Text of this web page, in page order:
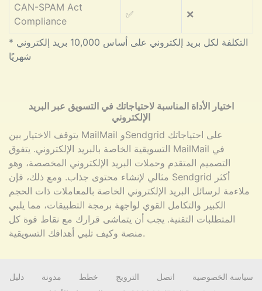
* التكلفة لكل بريد إلكتروني على أساس 10,000 بريد إلكتروني
شهريًا
CAN-SPAM Act
Compliance
✅ ❌
اختيار الأداة المناسبة لاحتياجاتك في التسويق عبر البريد
الإلكتروني
يتوقف الاختيار بين MailMail وSendgrid على احتياجاتك
التسويقية الخاصة بالبريد الإلكتروني. يتفوق MailMail في
التصميم المتقدم وحملات البريد الإلكتروني المخصصة، وهو
مثالي لإنشاء محتوى جذاب. ومع ذلك، فإن Sendgrid أكثر
ملاءمة لرسائل البريد الإلكتروني الخاصة بالمعاملات ذات الحجم
الكبير والتكامل القوي لواجهة برمجة التطبيقات، مما يلبي
المتطلبات التقنية. يجب أن يتماشى قرارك مع نقاط قوة كل
منصة وكيف تلبي أهدافك التسويقية.
دليل مدونة خطط الترويج اتصل
سياسة الخصوصية